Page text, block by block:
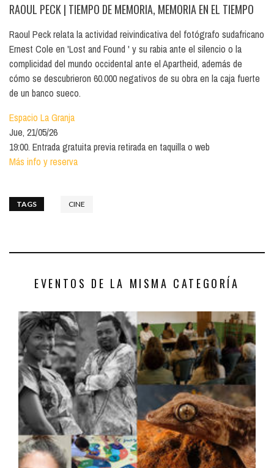
RAOUL PECK | TIEMPO DE MEMORIA, MEMORIA EN EL TIEMPO
Raoul Peck relata la actividad reivindicativa del fotógrafo sudafricano
Ernest Cole en 'Lost and Found ' y su rabia ante el silencio o la
complicidad del mundo occidental ante el Apartheid, además de
cómo se descubrieron 60.000 negativos de su obra en la caja fuerte
de un banco sueco.
Espacio La Granja
Jue, 21/05/26
19:00. Entrada gratuita previa retirada en taquilla o web
Más info y reserva
TAGS CINE
EVENTOS DE LA MISMA CATEGORÍA